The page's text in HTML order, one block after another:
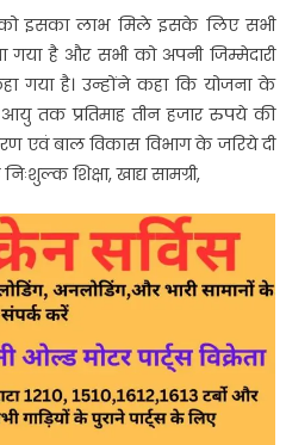
को इसका लाभ मिले इसके लिए सभी
गया है और सभी को अपनी जिम्मेदारी
गया है। उन्होंने कहा कि योजना के
तक प्रतिमाह तीन हजार रुपये की
एवं बाल विकास विभाग के जरिये दी
शिक्षा, खाद्य सामग्री,